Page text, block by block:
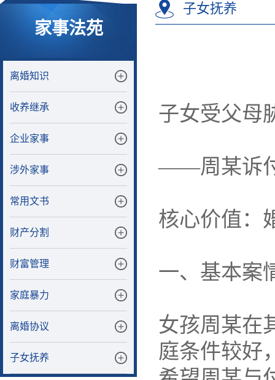
家事法苑
离婚知识
收养继承
企业家事
涉外家事
常用文书
财产分割
财富管理
家庭暴力
离婚协议
子女抚养
子女抚养
子女受父母
——周某诉
核心价值：
一、基本案
女孩周某在
庭条件较好